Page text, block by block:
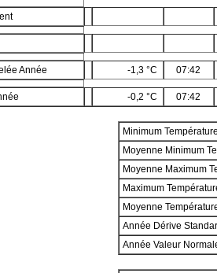
Année -1,3 °C 07:42
-0,2 °C 07:42
Minimum
Moyenne Minimum
Moyenne Maximum
Maximum
Moyenne
Année Dérive
Année Valeur